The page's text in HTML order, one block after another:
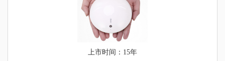
上市时间：15年